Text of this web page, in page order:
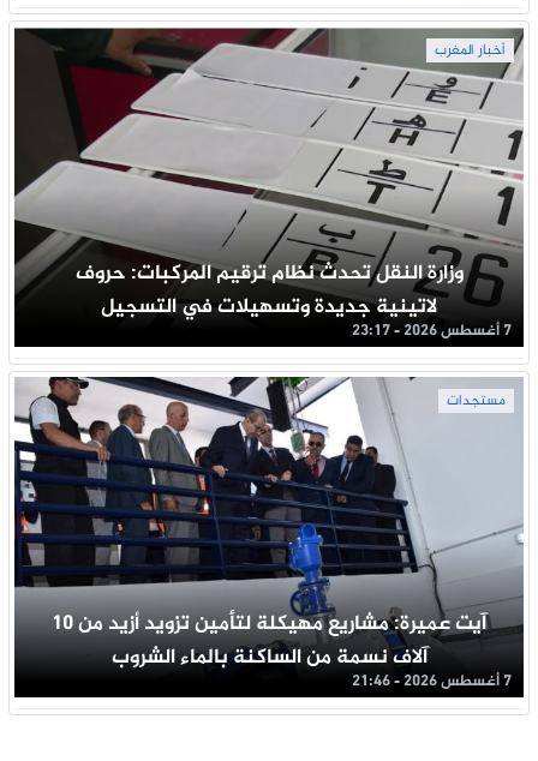
أخبار المغرب
وزارة النقل تحدث نظام ترقيم المركبات: حروف
لاتينية جديدة وتسهيلات في التسجيل
7 أغسطس 2026 - 23:17
مستجدات
آيت عميرة: مشاريع مهيكلة لتأمين تزويد أزيد من 10
آلاف نسمة من الساكنة بالماء الشروب
7 أغسطس 2026 - 21:46